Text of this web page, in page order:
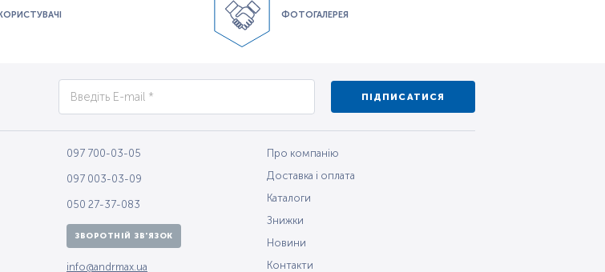
КОРИСТУВАЧІ ФОТОГАЛЕРЕЯ
ПІДПИСАТИСЯ
097 700-03-05
097 003-03-09
050 27-37-083
ЗВОРОТНІЙ ЗВ'ЯЗОК
info@andrmax.ua
Про компанію
Доставка і оплата
Каталоги
Знижки
Новини
Контакти